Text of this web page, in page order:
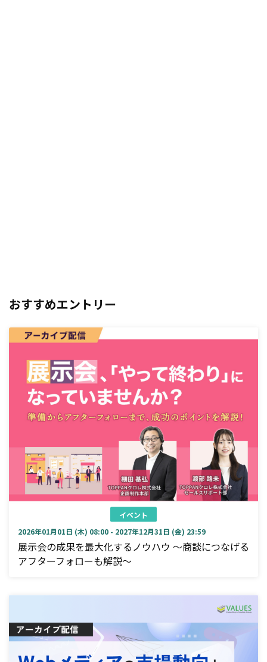
おすすめエントリー
イベント
2026年01月01日 (木) 08:00 - 2027年12月31日 (金) 23:59
展示会の成果を最大化するノウハウ ～商談につなげる
アフターフォローも解説～